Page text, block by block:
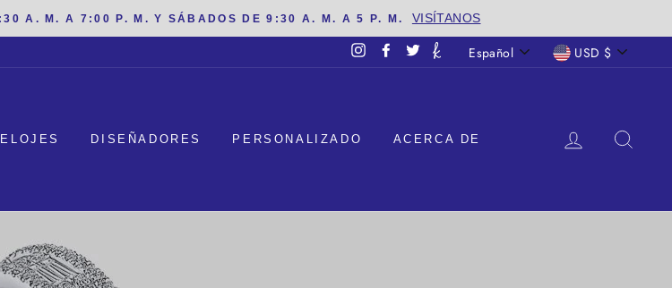
A. M. A 7:00 P. M. Y SÁBADOS DE 9:30 A. M. A 5 P. M. VISÍTANOS
InstagramFacebook
Twitter IDIOMA
Español MONEDA
USD $
DISEÑADORES PERSONALIZADO ACERCA DE INICIAR